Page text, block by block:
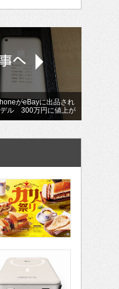
がeBayに出品され
ル 300万円に値上が